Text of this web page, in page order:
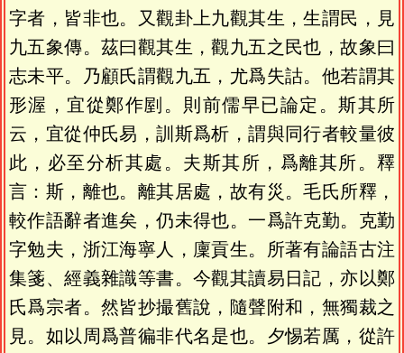
字者，皆非也。又觀卦上九觀其生，生謂民，見
九五象傳。茲曰觀其生，觀九五之民也，故象曰
志未平。乃顧氏謂觀九五，尤爲失詁。他若謂其
形渥，宜從鄭作剭。則前儒早已論定。斯其所
云，宜從仲氏易，訓斯爲析，謂與同行者較量彼
此，必至分析其處。夫斯其所，爲離其所。釋
言：斯，離也。離其居處，故有災。毛氏所釋，
較作語辭者進矣，仍未得也。一爲許克勤。克勤
字勉夫，浙江海寧人，廩貢生。所著有論語古注
集箋、經義雜識等書。今觀其讀易日記，亦以鄭
氏爲宗者。然皆抄撮舊說，隨聲附和，無獨裁之
見。如以周爲普徧非代名是也。夕惕若厲，從許